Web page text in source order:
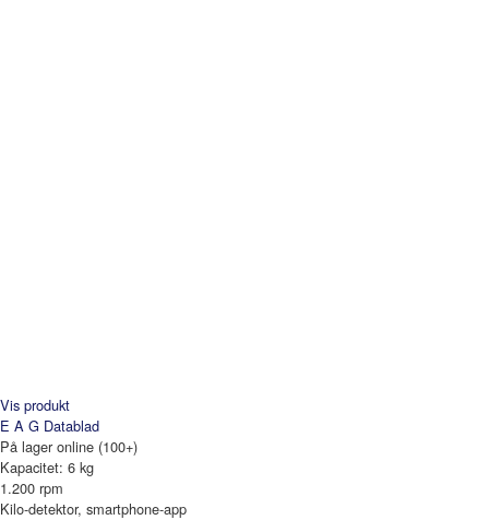
Vis produkt
E A G Datablad
På lager online (100+)
Kapacitet: 6 kg
1.200 rpm
Kilo-detektor, smartphone-app